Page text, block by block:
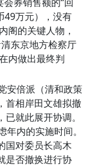
49万元），没有
阁的关键人物，
东京地方检察厅
内做出最终判
安倍派（清和政策
首相岸田文雄拟撤
就此展开协调。
内的实施时间。
国对委员长高木
是否撤换进行协